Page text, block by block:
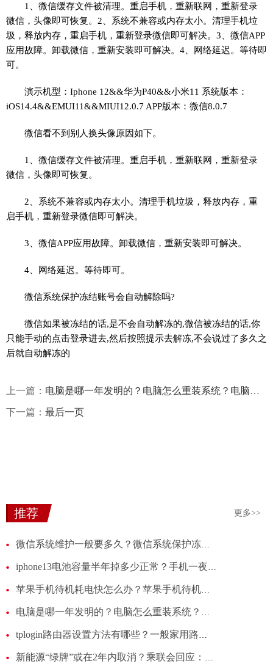
1、微信缓存文件被清理。重启手机，重新联网，重新登录
微信，头像即可恢复。2、系统不兼容或内存太小。清理手机垃
圾，释放内存，重启手机，重新登录微信即可解决。3、微信APP
应用故障。卸载微信，重新安装即可解决。4、网络延迟。等待即
可。
演示机型：Iphone 12&&华为P40&&小米11 系统版本：
iOS14.4&&EMUI11&&MIUI12.0.7 APP版本：微信8.0.7
微信看不到别人换头像原因如下。
1、微信缓存文件被清理。重启手机，重新联网，重新登录
微信，头像即可恢复。
2、系统不兼容或内存太小。清理手机垃圾，释放内存，重
启手机，重新登录微信即可解决。
3、微信APP应用故障。卸载微信，重新安装即可解决。
4、网络延迟。等待即可。
微信系统保护冻结账号会自动解除吗?
微信如果被冻结的话,是不会自动解冻的,微信被冻结的话,你
只能手动的点击登录进去,然后按照提示去解冻,不会说过了多久之
后就自动解冻的
上一篇： 电脑是哪一年发明的？电脑怎么重装系统？电脑是多少瓦的功率？
下一篇： 最后一页
推荐 更多>>
微信系统维护一般要多久？微信系统保护冻结账号会自动解除吗？
iphone13电池容量半年掉多少正常？手机一夜待机耗电20多咋回事？
苹果手机待机耗电快怎么办？苹果手机待机一晚上耗电多少正常？
电脑是哪一年发明的？电脑怎么重装系统？电脑是多少瓦的功率？
tplogin路由器设置方法有哪些？一般家用路由器买多大的合适?
新能源“绿牌”或在2年内取消？乘联会回应：建议同车同权